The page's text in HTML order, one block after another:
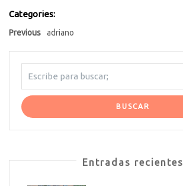
Categories:
Previous adriano
Entradas recientes